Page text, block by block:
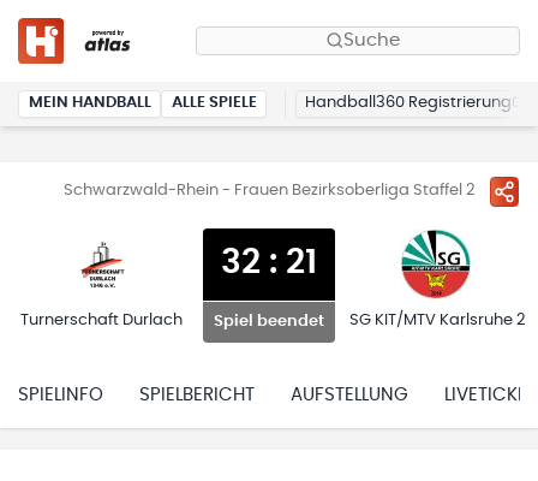
Suche
MEIN HANDBALL ALLE SPIELE Handball360 Registrierung
Schwarzwald-Rhein - Frauen Bezirksoberliga Staffel 2
Turnerschaft Durlach
32 : 21
Spiel beendet SG KIT/MTV Karlsruhe 2
SPIELINFO SPIELBERICHT AUFSTELLUNG LIVETICKER